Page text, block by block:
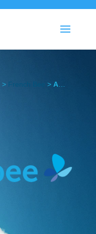
> French Bee > Actualités